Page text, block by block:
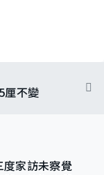
厘不變
度家訪未察覺